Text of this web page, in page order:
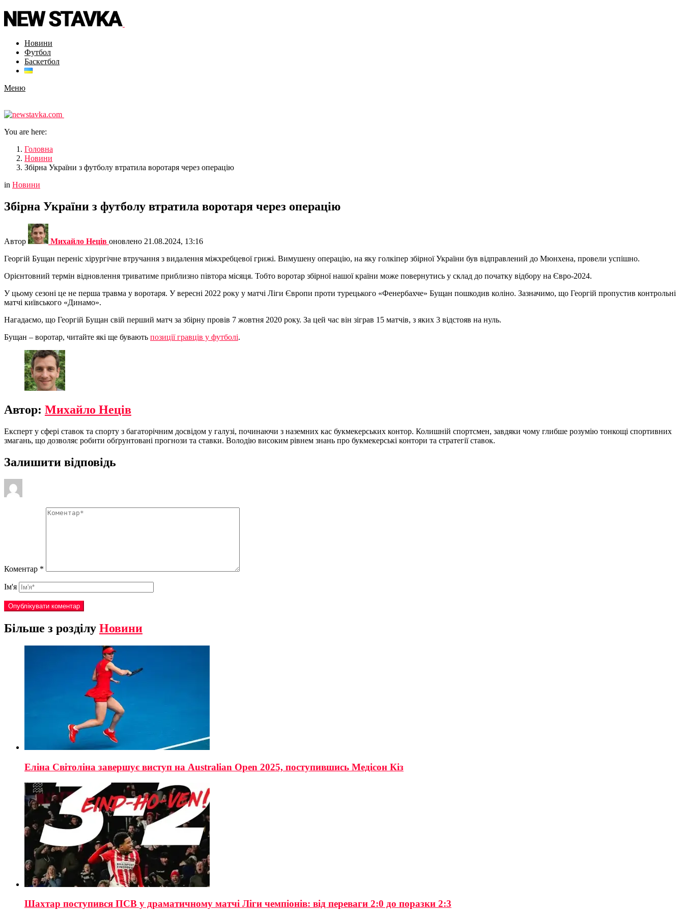
Новини
Футбол
Баскетбол
Меню
You are here:
Головна
Новини
Збірна України з футболу втратила воротаря через операцію
in Новини
Збірна України з футболу втратила воротаря через операцію
Автор Михайло Неців оновлено 21.08.2024, 13:16
Георгій Бущан переніс хірургічне втручання з видалення міжхребцевої грижі. Вимушену операцію, на яку голкіпер збірної України був відправлений до Мюнхена, провели успішно.
Орієнтовний термін відновлення триватиме приблизно півтора місяця. Тобто воротар збірної нашої країни може повернутись у склад до початку відбору на Євро-2024.
У цьому сезоні це не перша травма у воротаря. У вересні 2022 року у матчі Ліги Європи проти турецького «Фенербахче» Бущан пошкодив коліно. Зазначимо, що Георгій пропустив контрольні
матчі київського «Динамо».
Нагадаємо, що Георгій Бущан свій перший матч за збірну провів 7 жовтня 2020 року. За цей час він зіграв 15 матчів, з яких 3 відстояв на нуль.
Бущан – воротар, читайте які ще бувають позиції гравців у футболі.
Автор: Михайло Неців
Експерт у сфері ставок та спорту з багаторічним досвідом у галузі, починаючи з наземних кас букмекерських контор. Колишній спортсмен, завдяки чому глибше розумію тонкощі спортивних
змагань, що дозволяє робити обґрунтовані прогнози та ставки. Володію високим рівнем знань про букмекерські контори та стратегії ставок.
Залишити відповідь
Коментар *
Ім'я
Більше з розділу Новини
Еліна Світоліна завершує виступ на Australian Open 2025, поступившись Медісон Кіз
Шахтар поступився ПСВ у драматичному матчі Ліги чемпіонів: від переваги 2:0 до поразки 2:3